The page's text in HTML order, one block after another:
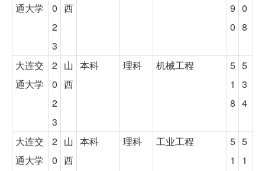
通大学
0
2
3
西
9
0
0
8
大连交
通大学
2
0
2
3
山
西
本科 理科 机械工程
5
1
8
5
3
4
大连交
通大学
2
0
山
西
本科 理科 工业工程
5
1
5
1